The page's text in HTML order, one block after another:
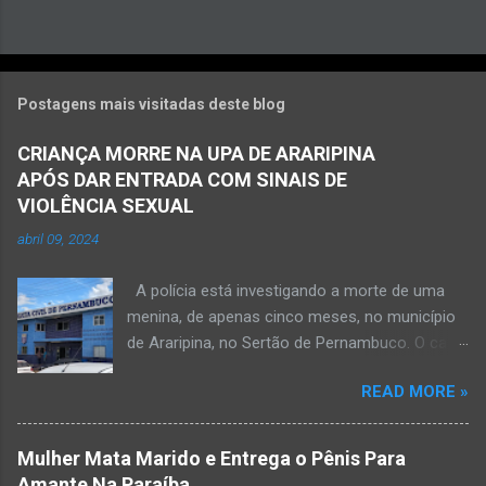
Postagens mais visitadas deste blog
CRIANÇA MORRE NA UPA DE ARARIPINA
APÓS DAR ENTRADA COM SINAIS DE
VIOLÊNCIA SEXUAL
abril 09, 2024
A polícia está investigando a morte de uma
menina, de apenas cinco meses, no município
de Araripina, no Sertão de Pernambuco. O caso
morte a esclarecer”. A PM diz que, na segunda-
feira (8), foi acionada para verificar uma
possível ocorrência de estupro de vulnerável,
na UPA da cidade, mas ao chegar ao local a
READ MORE »
Mulher Mata Marido e Entrega o Pênis Para